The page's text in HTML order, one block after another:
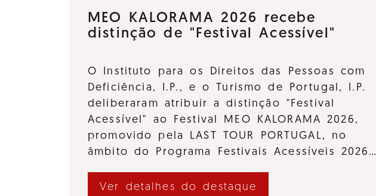
MEO KALORAMA 2026 recebe
distinção de "Festival Acessível"
O Instituto para os Direitos das Pessoas com
Deficiência, I.P., e o Turismo de Portugal, I.P.
deliberaram atribuir a distinção "Festival
Acessível" ao Festival MEO KALORAMA 2026,
promovido pela LAST TOUR PORTUGAL, no
âmbito do Programa Festivais Acessíveis 2026…
Ver detalhes do destaque